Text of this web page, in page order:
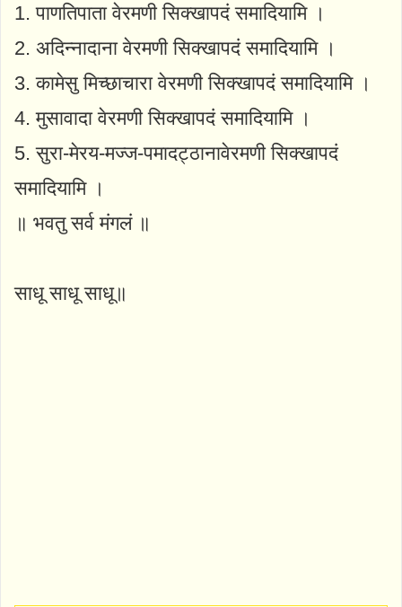
1. पाणतिपाता वेरमणी सिक्खापदं समादियामि ।
2. अदिन्नादाना वेरमणी सिक्खापदं समादियामि ।
3. कामेसु मिच्छाचारा वेरमणी सिक्खापदं समादियामि ।
4. मुसावादा वेरमणी सिक्खापदं समादियामि ।
5. सुरा-मेरय-मज्ज-पमादट्ठानावेरमणी सिक्खापदं
समादियामि ।
॥ भवतु सर्व मंगलं ॥
साधू साधू साधू॥